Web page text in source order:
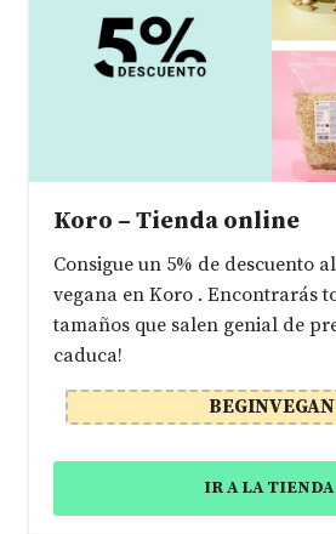
Koro – Tienda online
Consigue un 5% de descuento
vegana en Koro . Encontrarás
tamaños que salen genial de
caduca!
BEGINVEGAN
IR A LA TIENDA